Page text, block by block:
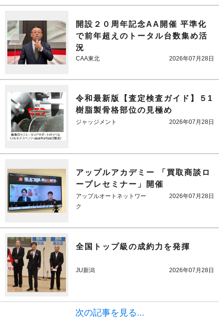
開設２０周年記念AA開催 平準化
で前年超えのトータル台数集め活
況
CAA東北 2026年07月28日
令和最新版【査定検査ガイド】５1
樹脂製骨格部位の見極め
ジャッジメント 2026年07月28日
アップルアカデミー 「買取商談ロ
ープレセミナー」開催
アップルオートネットワー
ク
2026年07月28日
全国トップ級の成約力を発揮
JU新潟 2026年07月28日
次の記事を見る...